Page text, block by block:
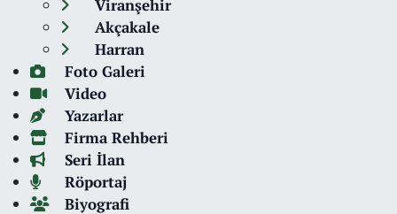
Viranşehir
Akçakale
Harran
Foto Galeri
Video
Yazarlar
Firma Rehberi
Seri İlan
Röportaj
Biyografi